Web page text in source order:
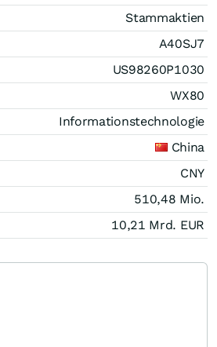
Stammaktien
A40SJ7
US98260P1030
WX80
Informationstechnologie
China
CNY
510,48 Mio.
10,21 Mrd. EUR